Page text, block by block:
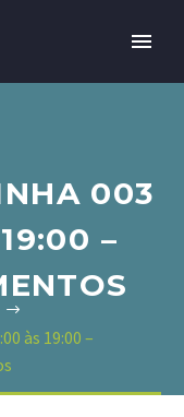
003
–
às 19:00 –